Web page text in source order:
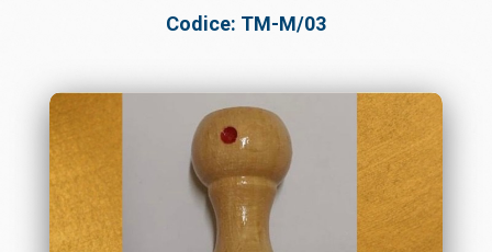
Codice: TM-M/03